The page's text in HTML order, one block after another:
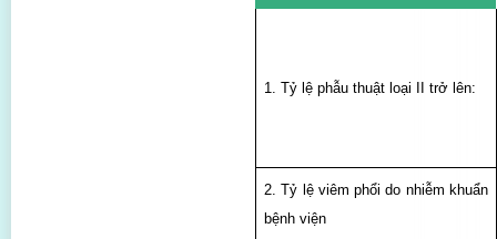
1. Tỷ lệ phẫu thuật loại II trở lên:
2. Tỷ lệ viêm phổi do nhiễm khuẩn
bệnh viện